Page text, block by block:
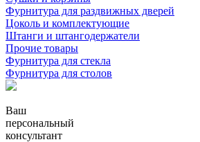
Фурнитура для раздвижных дверей
Цоколь и комплектующие
Штанги и штангодержатели
Прочие товары
Фурнитура для стекла
Фурнитура для столов
Ваш
персональный
консультант